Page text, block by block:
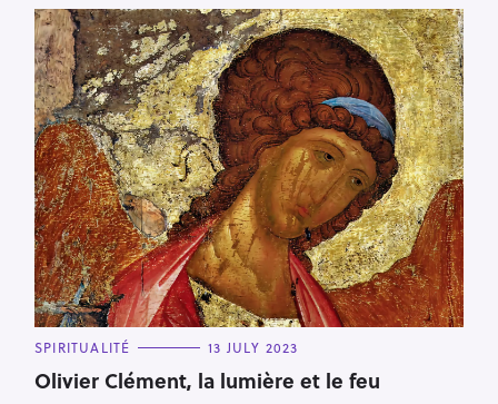
C
T
E
SPIRITUALITÉ 13 JULY 2023
Olivier Clément, la lumière et le feu